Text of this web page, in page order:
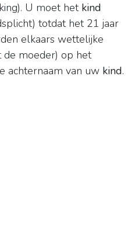
U moet het kind
totdat het 21 jaar
elkaars wettelijke
de moeder) op het
achternaam van uw kind.